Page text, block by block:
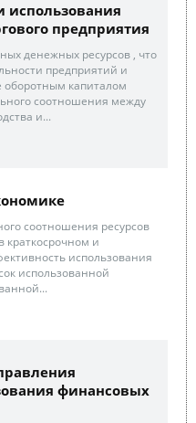
использования
предприятия
денежных ресурсов , что
предприятий и
капиталом
соотношения между
и...
соотношения ресурсов
краткосрочном и
использования
использованной
финансовых